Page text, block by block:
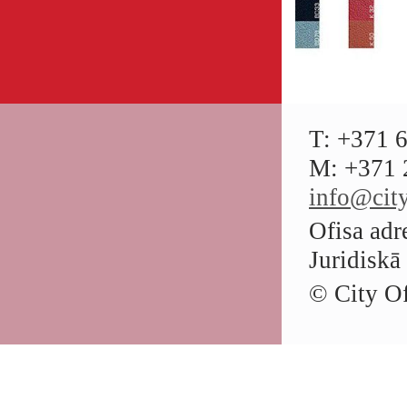
T: +371
M: +371
Ofisa
Juridiskā
© City